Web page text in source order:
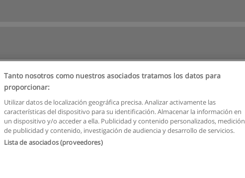
Privacidad de datos Contactar con Educaedu
S.L. - CIF : B-95610580: - www.educaedu.com.ec
Tanto nosotros como nuestros asociados tratamos los datos para
proporcionar:
Utilizar datos de localización geográfica precisa. Analizar activamente las
características del dispositivo para su identificación. Almacenar la información en
un dispositivo y/o acceder a ella. Publicidad y contenido personalizados, medición
de publicidad y contenido, investigación de audiencia y desarrollo de servicios.
Lista de asociados (proveedores)